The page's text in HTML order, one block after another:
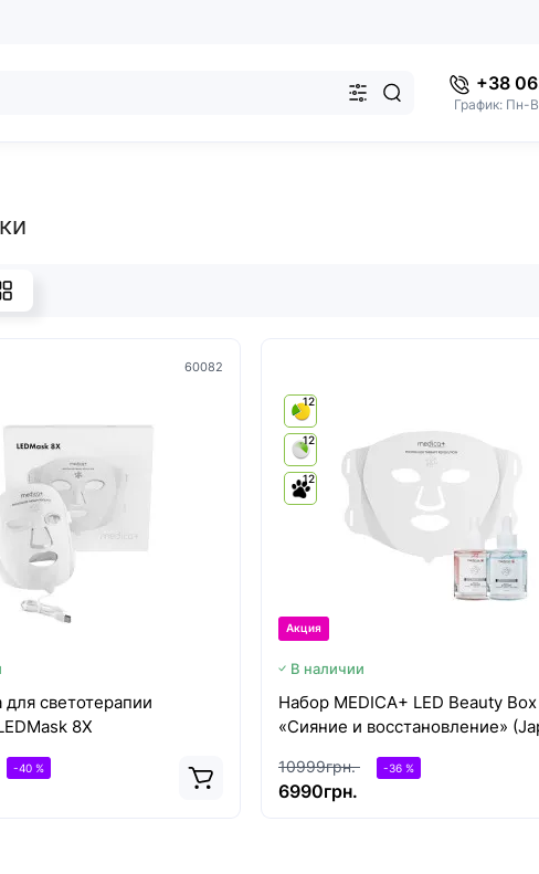
+38
График: Пн-
60082
для светотерапии
8X
-40 %
12
12
12
Акция
В наличии
Набор MEDICA+ LED Beauty Box
«Сияние и восстановление»
10999грн. -36 %
6990грн.